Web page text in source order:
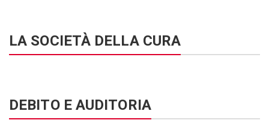
LA SOCIETÀ DELLA CURA
DEBITO E AUDITORIA